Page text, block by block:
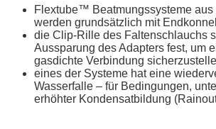
Flextube™ Beatmungssysteme aus
werden grundsätzlich mit
die Clip-Rille des Faltenschlauchs
Aussparung des Adapters fest, um
gasdichte Verbindung
eines der Systeme hat eine
Wasserfalle – für Bedingungen,
erhöhter Kondensatbildung